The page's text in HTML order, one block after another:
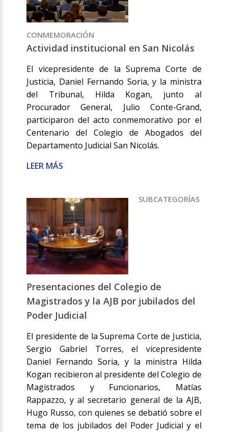
CONMEMORACIÓN
Actividad institucional en San Nicolás
El vicepresidente de la Suprema Corte de
Justicia, Daniel Fernando Soria, y la ministra
del Tribunal, Hilda Kogan, junto al
Procurador General, Julio Conte-Grand,
participaron del acto conmemorativo por el
Centenario del Colegio de Abogados del
Departamento Judicial San Nicolás.
LEER MÁS
SUBCATEGORÍAS
Presentaciones del Colegio de
Magistrados y la AJB por jubilados del
Poder Judicial
El presidente de la Suprema Corte de Justicia,
Sergio Gabriel Torres, el vicepresidente
Daniel Fernando Soria, y la ministra Hilda
Kogan recibieron al presidente del Colegio de
Magistrados y Funcionarios, Matías
Rappazzo, y al secretario general de la AJB,
Hugo Russo, con quienes se debatió sobre el
tema de los jubilados del Poder Judicial y el